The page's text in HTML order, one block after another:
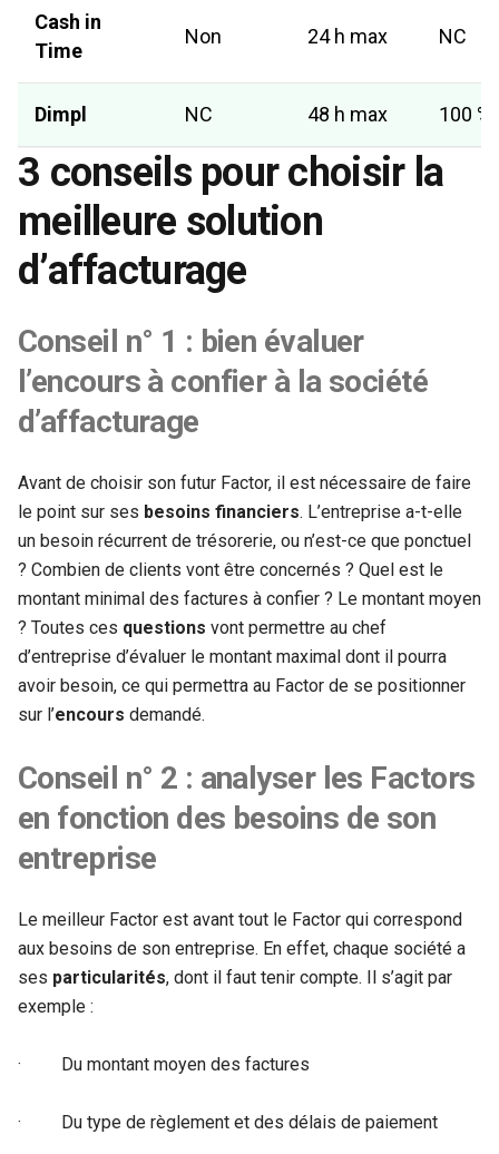
Cash in
Time
Non 24 h max NC
Dimpl NC 48 h max 100 %
3 conseils pour choisir la
meilleure solution
d’affacturage
Conseil n° 1 : bien évaluer
l’encours à confier à la société
d’affacturage
Avant de choisir son futur Factor, il est nécessaire de faire
le point sur ses besoins financiers. L’entreprise a-t-elle
un besoin récurrent de trésorerie, ou n’est-ce que ponctuel
? Combien de clients vont être concernés ? Quel est le
montant minimal des factures à confier ? Le montant moyen
? Toutes ces questions vont permettre au chef
d’entreprise d’évaluer le montant maximal dont il pourra
avoir besoin, ce qui permettra au Factor de se positionner
sur l’encours demandé.
Conseil n° 2 : analyser les Factors
en fonction des besoins de son
entreprise
Le meilleur Factor est avant tout le Factor qui correspond
aux besoins de son entreprise. En effet, chaque société a
ses particularités, dont il faut tenir compte. Il s’agit par
exemple :
· Du montant moyen des factures
· Du type de règlement et des délais de paiement